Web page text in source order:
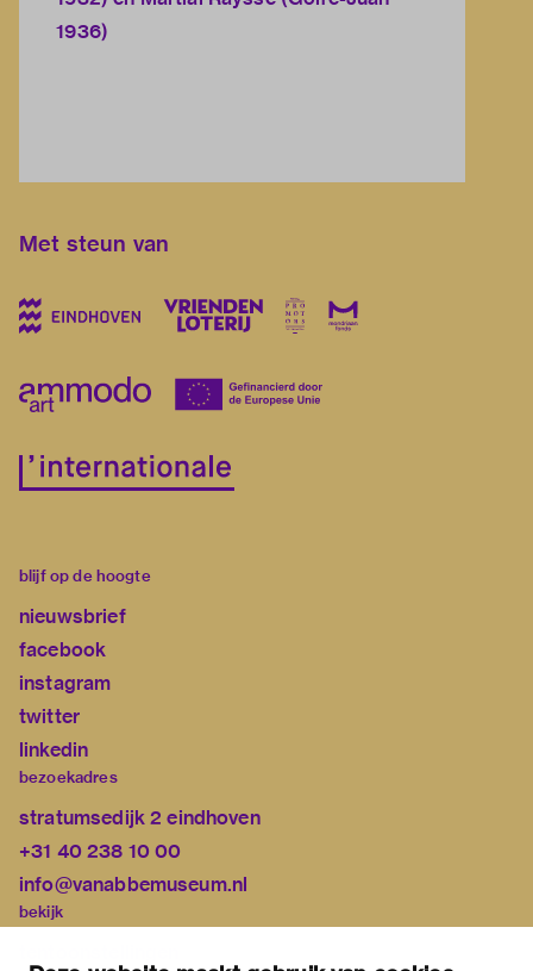
1936)
Met steun van
blijf op de hoogte
nieuwsbrief
facebook
instagram
twitter
linkedin
bezoekadres
stratumsedijk 2 eindhoven
+31 40 238 10 00
info@vanabbemuseum.nl
bekijk